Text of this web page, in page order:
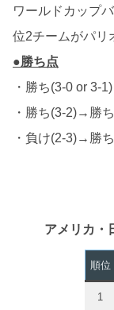
ワールドカップ
位2チームがパリ
●勝ち点
・勝ち(3-0 or 3-
・勝ち(3-2)→勝
・負け(2-3)→勝
アメリカ・
順位
1